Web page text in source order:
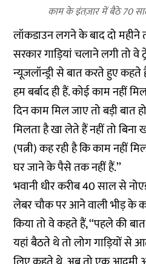
काम के इंतज़ार में बैठे 70
लॉकडाउन लगने के बाद दो महीने
सरकार गाड़ियां चलाने लगी तो
न्यूजलॉन्ड्री से बात करते हुए कहते
हम बर्बाद ही हैं. कोई काम नहीं
दिन काम मिल जाए तो बड़ी बात
मिलता है खा लेते हैं नहीं तो बिना
(पत्नी) कह रही है कि काम नहीं
घर जाने के पैसे तक नहीं हैं.’’
भवानी धीर करीब 40 साल से
लेबर चौक पर आने वाली भीड़ के
किया तो वे कहते हैं, ‘‘पहले की
यहां बैठते थे तो लोग गाड़ियों